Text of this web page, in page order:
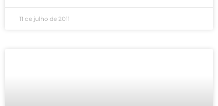
11 de julho de 2011